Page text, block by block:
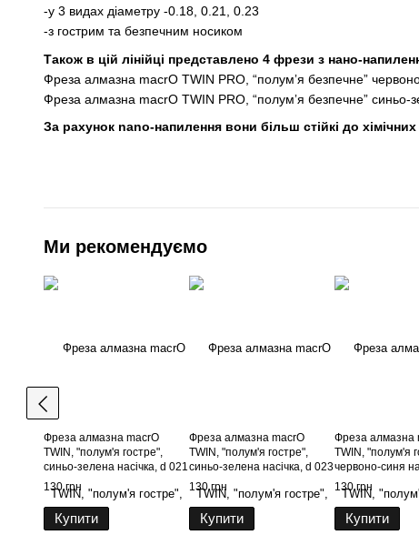
-у 3 видах діаметру -0.18, 0.21, 0.23
-з гострим та безпечним носиком
Також в цій лінійці представлено 4 фрези з нано-
Фреза алмазна macrO TWIN PRO, “полумʼя безпечне”
Фреза алмазна macrO TWIN PRO, “полумʼя безпечне” синьо-
За рахунок nano-напилення вони більш стійкі до
Ми рекомендуємо
Фреза алмазна macrO
TWIN, "полум'я гостре",
синьо-зелена насічка, d 021
130 грн
Купити
Фреза алмазна macrO
TWIN, "полум'я гостре",
синьо-зелена насічка, d 023
130 грн
Купити
Фреза алмазна
TWIN, "полум'я
червоно-синя
130 грн
Купити